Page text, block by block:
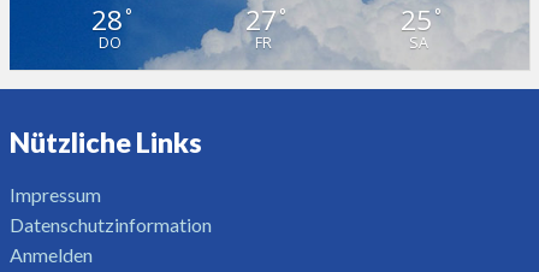
28°
DO
27°
FR
25°
SA
Nützliche Links
Impressum
Datenschutzinformation
Anmelden